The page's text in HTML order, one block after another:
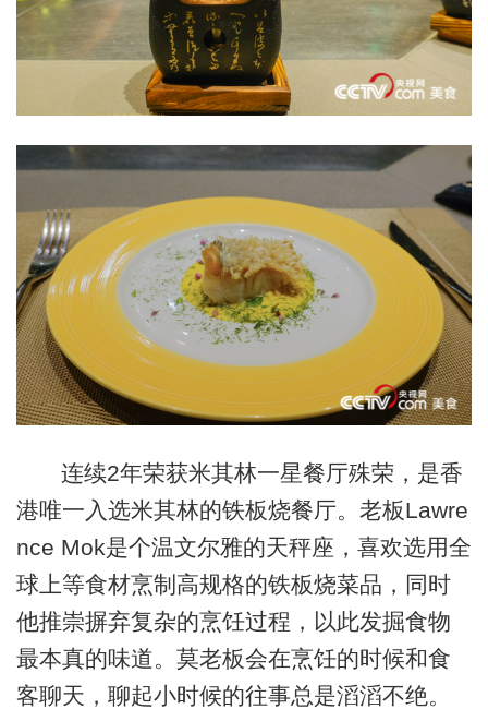
连续2年荣获米其林一星餐厅殊荣，是香
港唯一入选米其林的铁板烧餐厅。老板Lawre
nce Mok是个温文尔雅的天秤座，喜欢选用全
球上等食材烹制高规格的铁板烧菜品，同时
他推崇摒弃复杂的烹饪过程，以此发掘食物
最本真的味道。莫老板会在烹饪的时候和食
客聊天，聊起小时候的往事总是滔滔不绝。